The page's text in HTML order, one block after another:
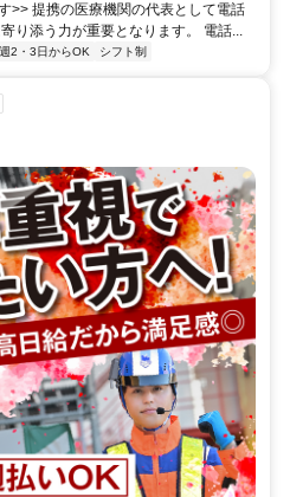
>> 提携の医療機関の代表として電話
り添う力が重要となります。 電話...
週2・3日からOK シフト制